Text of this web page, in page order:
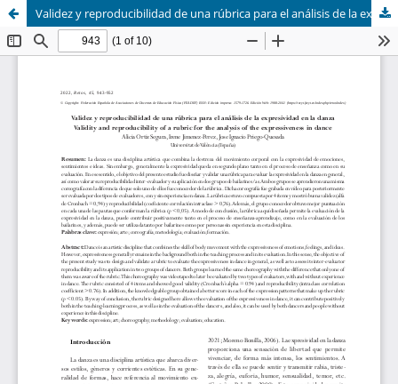
Validez y reproducibilidad de una rúbrica para el análisis de la expresividad en la danza (Validity and reproducibility of a rubric for the analysis of the expressiveness in dance)